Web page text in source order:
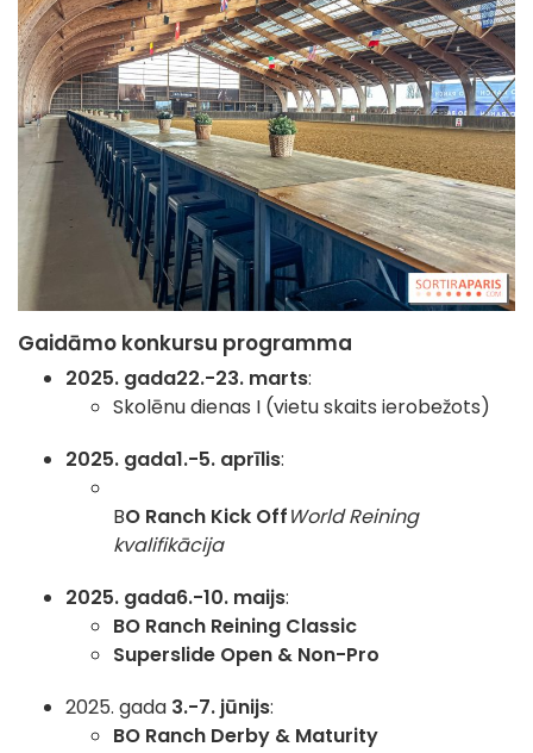
Gaidāmo konkursu programma
2025. gada22.-23. marts:
Skolēnu dienas I (vietu skaits ierobežots)
2025. gada1.-5. aprīlis:
BO Ranch Kick OffWorld Reining
kvalifikācija
2025. gada6.-10. maijs:
BO Ranch Reining Classic
Superslide Open & Non-Pro
2025. gada 3.-7. jūnijs:
BO Ranch Derby & Maturity